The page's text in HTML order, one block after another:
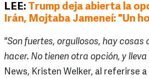
LEE: Trump deja abierta la
Irán, Mojtaba Jameneí: "Un
"Son fuertes, orgullosos, hay cosas
hacer. No tienen otra opción, y
News, Kristen Welker, al referirse